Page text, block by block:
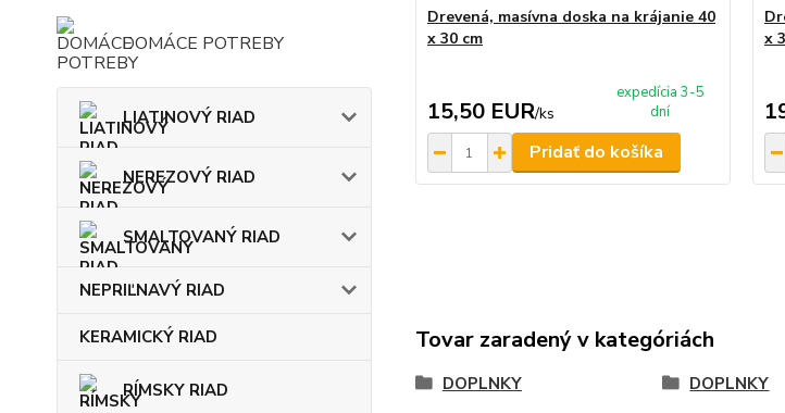
DOMÁCE POTREBY
LIATINOVÝ RIAD
NEREZOVÝ RIAD
SMALTOVANÝ RIAD
NEPRIĽNAVÝ RIAD
KERAMICKÝ RIAD
RÍMSKY RIAD
Drevená, masívna doska na krájanie 40
x 30 cm
15,50 EUR/ks
expedícia 3-5
dní
Pridať do košíka
x
Tovar zaradený v kategóriách
DOPLNKY DOPLNKY